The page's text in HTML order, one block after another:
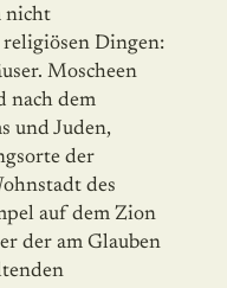
nicht
Dingen:
Moscheen
nach dem
und Juden,
der
des
auf dem Zion
der am Glauben